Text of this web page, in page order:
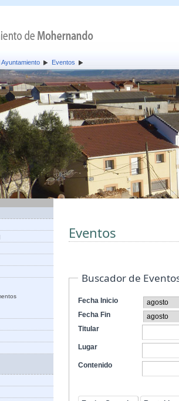
Ayuntamiento Eventos
Eventos
Buscador de
Fecha Inicio
Fecha Fin
Titular
Lugar
Contenido